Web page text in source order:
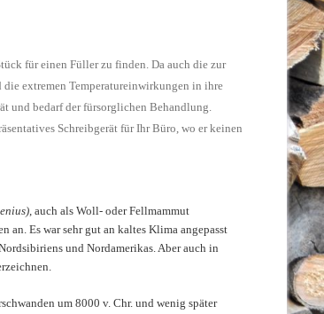
für einen Füller zu finden. Da auch die zur
die extremen Temperatureinwirkungen in ihre
und bedarf der fürsorglichen Behandlung.
Schreibgerät für Ihr Büro, wo er keinen
, auch als Woll- oder Fellmammut
an. Es war sehr gut an kaltes Klima angepasst
und Nordamerikas. Aber auch in
um 8000 v. Chr. und wenig später